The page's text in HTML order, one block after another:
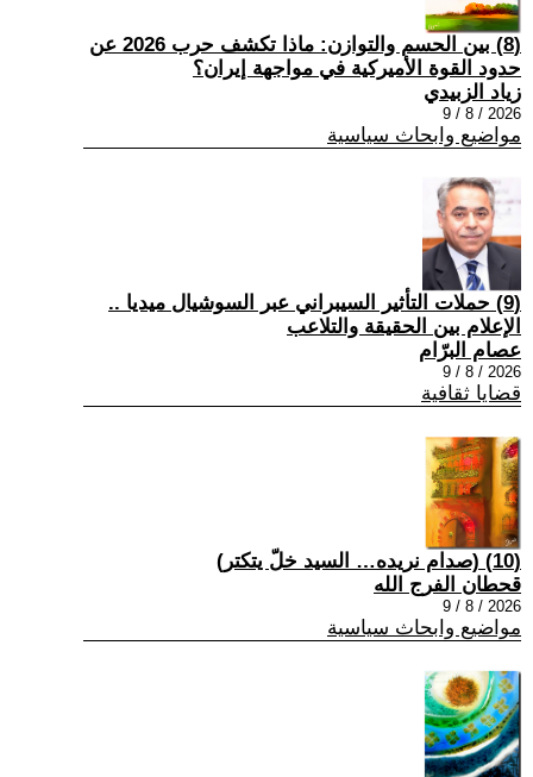
(8) بين الحسم والتوازن: ماذا تكشف حرب 2026 عن
حدود القوة الأميركية في مواجهة إيران؟
زياد الزبيدي
2026 / 8 / 9
مواضيع وابحاث سياسية
(9) حملات التأثير السيبراني عبر السوشيال ميديا ..
الإعلام بين الحقيقة والتلاعب
عصام البرّام
2026 / 8 / 9
قضايا ثقافية
(10) (صدام نريده… السيد خلّ يتكتر)
قحطان الفرج الله
2026 / 8 / 9
مواضيع وابحاث سياسية